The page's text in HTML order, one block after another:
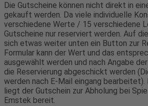
Die Gutscheine können nicht direkt in
gekauft werden. Da viele individuelle
verschiedene Werte / 15 verschiedene
Gutscheine nur reserviert werden. Auf
sich etwas weiter unten ein Button zur
Formular kann der Wert und das
ausgewählt werden und nach Angabe
die Reservierung abgeschickt werden
werden nach E-Mail eingang
liegt der Gutschein zur Abholung bei
Emstek bereit.